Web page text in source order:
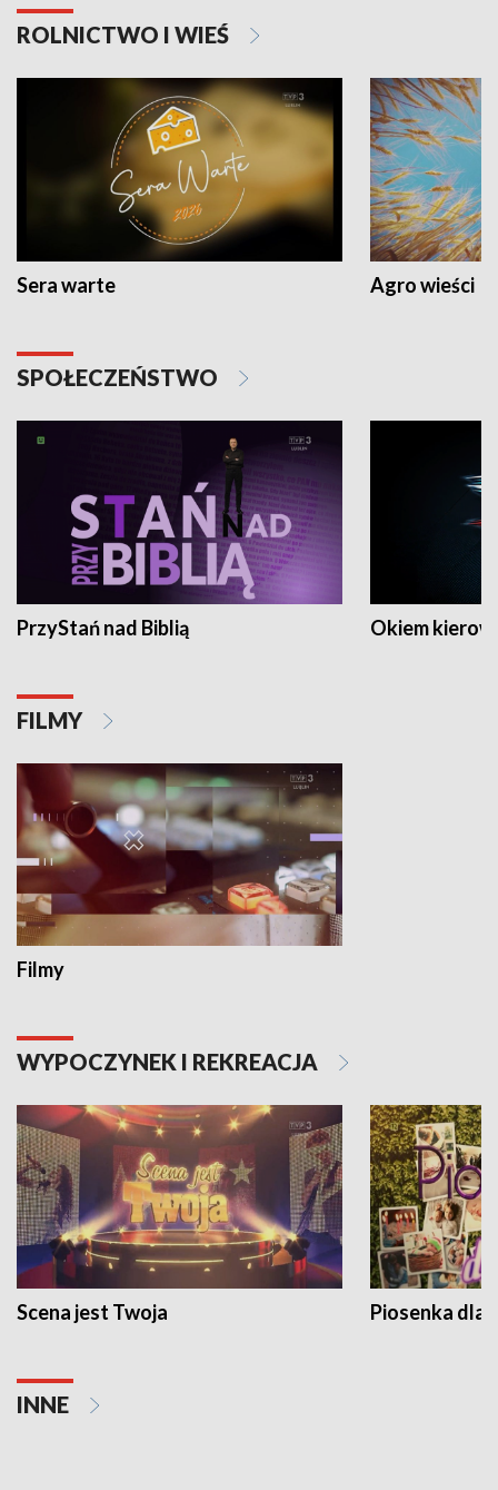
ROLNICTWO I WIEŚ
Sera warte Agro wieści
SPOŁECZEŃSTWO
PrzyStań nad Biblią Okiem
FILMY
Filmy
WYPOCZYNEK I REKREACJA
Scena jest Twoja Piosenka dla
INNE